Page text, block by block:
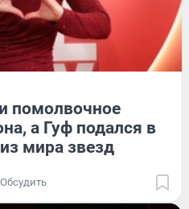
помолвочное
а Гуф подался в
мира звезд
Обсудить